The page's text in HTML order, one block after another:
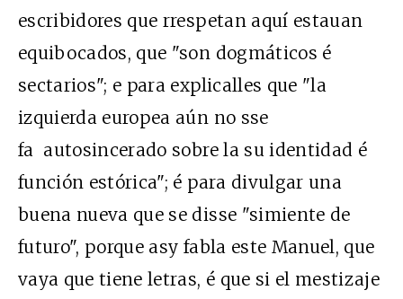
escribidores que rrespetan aquí estauan
equibocados, que "son dogmáticos é
sectarios"; e para explicalles que "la
izquierda europea aún no sse
fa autosincerado sobre la su identidad é
función estórica"; é para divulgar una
buena nueva que se disse "simiente de
futuro", porque asy fabla este Manuel, que
vaya que tiene letras, é que si el mestizaje